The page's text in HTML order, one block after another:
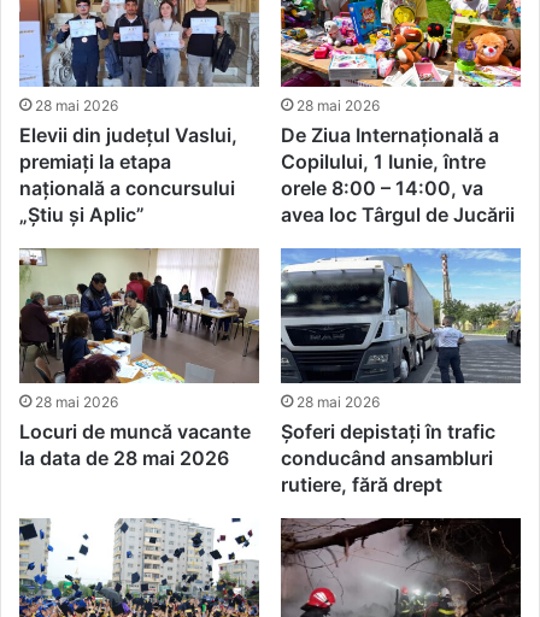
28 mai 2026
Elevii din județul Vaslui,
premiați la etapa
națională a concursului
„Știu și Aplic”
28 mai 2026
De Ziua Internațională a
Copilului, 1 Iunie, între
orele 8:00 – 14:00, va
avea loc Târgul de Jucării
28 mai 2026
Locuri de muncă vacante
la data de 28 mai 2026
28 mai 2026
Șoferi depistați în trafic
conducând ansambluri
rutiere, fără drept